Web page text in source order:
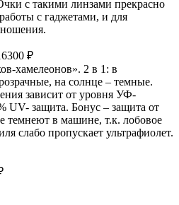
с такими линзами прекрасно
с гаджетами, и для
₽
хамелеонов». 2 в 1: в
на солнце – темные.
зависит от уровня УФ-
UV- защита. Бонус – защита от
темнеют в машине, т.к. лобовое
слабо пропускает ультрафиолет.